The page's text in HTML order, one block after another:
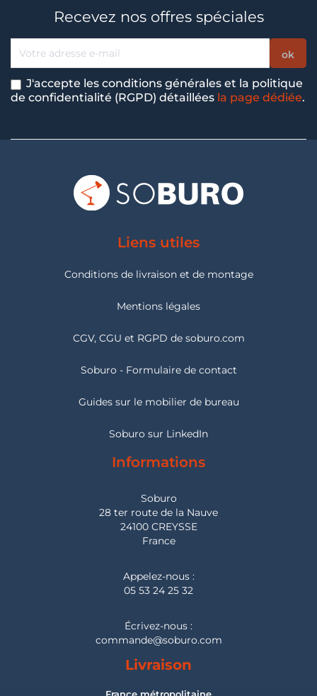
Recevez nos offres spéciales
J'accepte les conditions générales et la politique
de confidentialité (RGPD) détaillées la page dédiée.
Liens utiles
Conditions de livraison et de montage
Mentions légales
CGV, CGU et RGPD de soburo.com
Soburo - Formulaire de contact
Guides sur le mobilier de bureau
Soburo sur LinkedIn
Informations
Soburo
28 ter route de la Nauve
24100 CREYSSE
France
Appelez-nous :
05 53 24 25 32
Écrivez-nous :
commande@soburo.com
Livraison